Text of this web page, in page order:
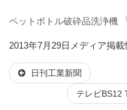
ペットボトル破砕品洗浄機
投
日:
2013年7月29日 カ
ゴ
リ
ー
メディア掲載
日刊工業新聞
テレビBS12